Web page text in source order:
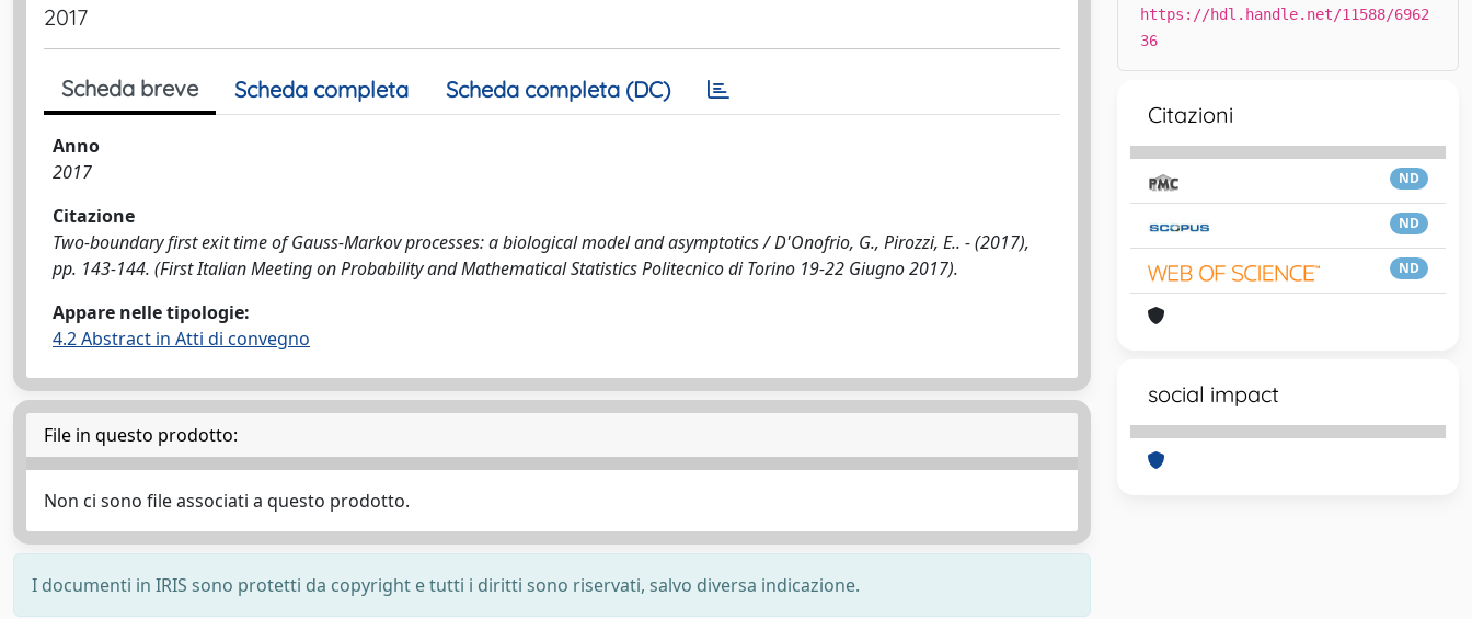
2017
Scheda breve Scheda completa Scheda completa (DC)
Anno
2017
Citazione
Two-boundary first exit time of Gauss-Markov processes: a biological model and asymptotics / D'Onofrio, G., Pirozzi, E.. - (2017),
pp. 143-144. (First Italian Meeting on Probability and Mathematical Statistics Politecnico di Torino 19-22 Giugno 2017).
Appare nelle tipologie:
4.2 Abstract in Atti di convegno
File in questo prodotto:
Non ci sono file associati a questo prodotto.
I documenti in IRIS sono protetti da copyright e tutti i diritti sono riservati, salvo diversa indicazione.
https://hdl.handle.net/11588/6962
36
Citazioni
ND
ND
ND
social impact